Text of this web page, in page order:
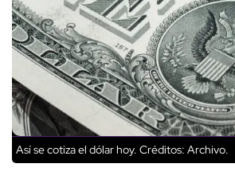
Así se cotiza el dólar hoy. Créditos: Archivo.